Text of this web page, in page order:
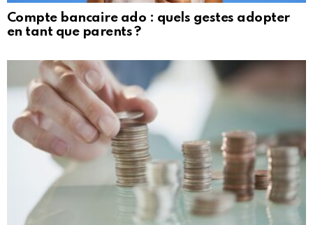
Compte bancaire ado : quels gestes adopter
en tant que parents ?